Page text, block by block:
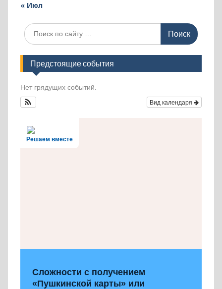
« Июл
Поиск
по:
Предстоящие события
Нет грядущих событий.
Вид календаря
Решаем вместе
Сложности с получением
«Пушкинской карты» или